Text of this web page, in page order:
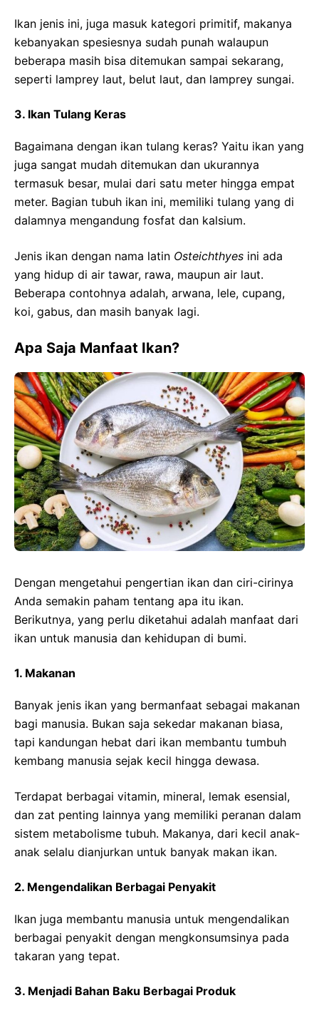
Ikan jenis ini, juga masuk kategori primitif, makanya
kebanyakan spesiesnya sudah punah walaupun
beberapa masih bisa ditemukan sampai sekarang,
seperti lamprey laut, belut laut, dan lamprey sungai.
3. Ikan Tulang Keras
Bagaimana dengan ikan tulang keras? Yaitu ikan yang
juga sangat mudah ditemukan dan ukurannya
termasuk besar, mulai dari satu meter hingga empat
meter. Bagian tubuh ikan ini, memiliki tulang yang di
dalamnya mengandung fosfat dan kalsium.
Jenis ikan dengan nama latin Osteichthyes ini ada
yang hidup di air tawar, rawa, maupun air laut.
Beberapa contohnya adalah, arwana, lele, cupang,
koi, gabus, dan masih banyak lagi.
Apa Saja Manfaat Ikan?
Dengan mengetahui pengertian ikan dan ciri-cirinya
Anda semakin paham tentang apa itu ikan.
Berikutnya, yang perlu diketahui adalah manfaat dari
ikan untuk manusia dan kehidupan di bumi.
1. Makanan
Banyak jenis ikan yang bermanfaat sebagai makanan
bagi manusia. Bukan saja sekedar makanan biasa,
tapi kandungan hebat dari ikan membantu tumbuh
kembang manusia sejak kecil hingga dewasa.
Terdapat berbagai vitamin, mineral, lemak esensial,
dan zat penting lainnya yang memiliki peranan dalam
sistem metabolisme tubuh. Makanya, dari kecil anak-
anak selalu dianjurkan untuk banyak makan ikan.
2. Mengendalikan Berbagai Penyakit
Ikan juga membantu manusia untuk mengendalikan
berbagai penyakit dengan mengkonsumsinya pada
takaran yang tepat.
3. Menjadi Bahan Baku Berbagai Produk